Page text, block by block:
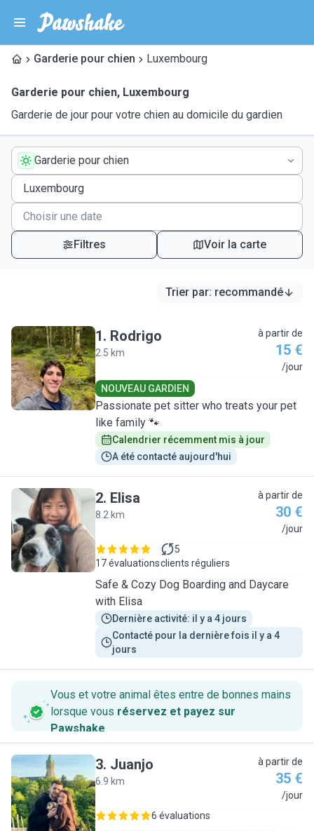
Garderie pour chien Luxembourg
Garderie pour chien, Luxembourg
Garderie de jour pour votre chien au domicile du gardien
Garderie pour chien
Filtres Voir la carte
Trier par: recommandé
R
1. Rodrigo
2.5 km
à partir de
15 €
/jour
NOUVEAU GARDIEN
Passionate pet sitter who treats your pet
like family 🐾
Calendrier récemment mis à jour
A été contacté aujourd'hui
E
2. Elisa
8.2 km
à partir de
30 €
/jour
17 évaluations
5
clients réguliers
Safe & Cozy Dog Boarding and Daycare
with Elisa
Dernière activité: il y a 4 jours
Contacté pour la dernière fois il y a 4
jours
Vous et votre animal êtes entre de bonnes mains
lorsque vous réservez et payez sur
Pawshake.
J
3. Juanjo
6.9 km
à partir de
35 €
/jour
6 évaluations